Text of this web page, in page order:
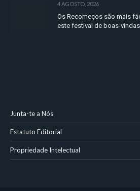
4 AGOSTO, 2026
Os Recomeços são mais
este festival de boas-vindas
Junta-te a Nós
Estatuto Editorial
Propriedade Intelectual